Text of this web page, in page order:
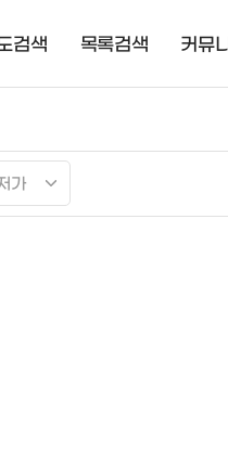
검색 목록검색 커뮤
가